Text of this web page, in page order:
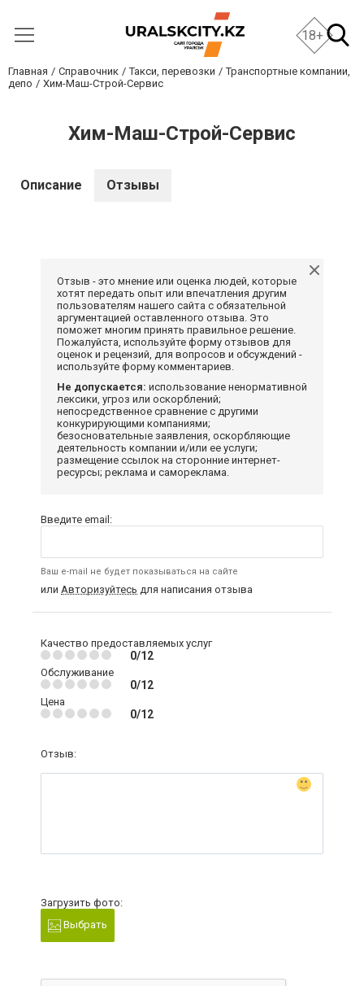
18+
Главная Справочник Такси, перевозки
Транспортные компании,
депо
Хим-Маш-Строй-Сервис
Хим-Маш-Строй-Сервис
Описание Отзывы
Отзыв - это мнение или оценка людей, которые
хотят передать опыт или впечатления другим
пользователям нашего сайта с обязательной
аргументацией оставленного отзыва. Это
поможет многим принять правильное решение.
Пожалуйста, используйте форму отзывов для
оценок и рецензий, для вопросов и обсуждений -
используйте форму комментариев.
Не допускается: использование ненормативной
лексики, угроз или оскорблений;
непосредственное сравнение с другими
конкурирующими компаниями;
безосновательные заявления, оскорбляющие
деятельность компании и/или ее услуги;
размещение ссылок на сторонние интернет-
ресурсы; реклама и самореклама.
Введите email:
Ваш e-mail не будет показываться на сайте
или Авторизуйтесь для написания отзыва
Качество предоставляемых услуг
0/12
Обслуживание
0/12
Цена
0/12
Отзыв:
Загрузить фото:
Выбрать